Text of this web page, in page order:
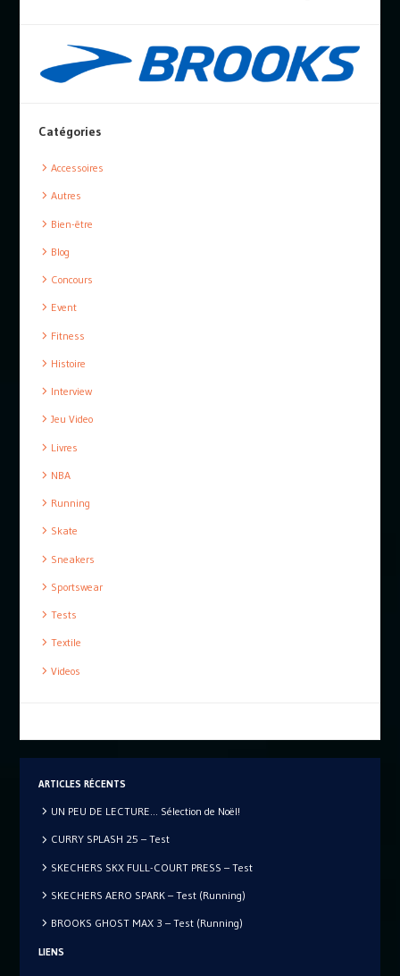
Catégories
Accessoires
Autres
Bien-être
Blog
Concours
Event
Fitness
Histoire
Interview
Jeu Video
Livres
NBA
Running
Skate
Sneakers
Sportswear
Tests
Textile
Videos
ARTICLES RÉCENTS
UN PEU DE LECTURE… Sélection de Noël!
CURRY SPLASH 25 – Test
SKECHERS SKX FULL-COURT PRESS – Test
SKECHERS AERO SPARK – Test (Running)
BROOKS GHOST MAX 3 – Test (Running)
LIENS